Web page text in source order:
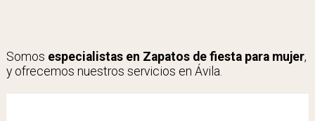
Somos especialistas en Zapatos de fiesta para mujer,
y ofrecemos nuestros servicios en Ávila.